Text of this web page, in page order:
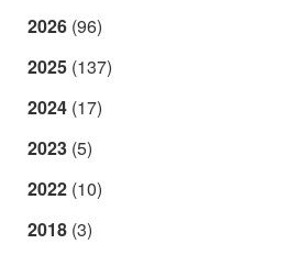
2026 (96)
2025 (137)
2024 (17)
2023 (5)
2022 (10)
2018 (3)